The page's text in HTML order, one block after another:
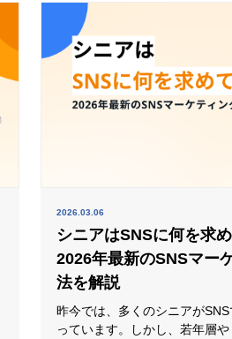
とがあるからです。そのため
解・告知・運営・イベント後
を、一連の導線と
2026.03.06
シニアはSNSに何を求
2026年最新のSNSマー
法を解説
昨今では、多くのシニアが
っています。しかし、若年層